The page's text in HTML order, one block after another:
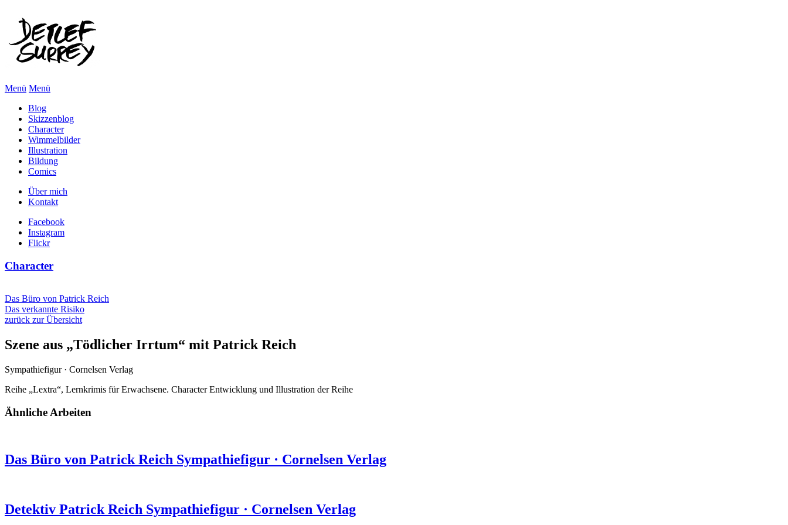
Menü Menü
Blog
Skizzenblog
Character
Wimmelbilder
Illustration
Bildung
Comics
Über mich
Kontakt
Facebook
Instagram
Flickr
Character
Das Büro von Patrick Reich
Das verkannte Risiko
zurück zur Übersicht
Szene aus „Tödlicher Irrtum“ mit Patrick Reich
Sympathiefigur· Cornelsen Verlag
Reihe „Lextra“, Lernkrimis für Erwachsene. Character Entwicklung und Illustration der Reihe
Ähnliche Arbeiten
Das Büro von Patrick Reich Sympathiefigur · Cornelsen Verlag
Detektiv Patrick Reich Sympathiefigur · Cornelsen Verlag